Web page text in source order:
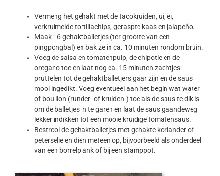
Vermeng het gehakt met de tacokruiden, ui, ei,
verkruimelde tortillachips, geraspte kaas en jalapeño.
Maak 16 gehaktballetjes (ter grootte van een
pingpongbal) en bak ze in ca. 10 minuten rondom bruin.
Voeg de salsa en tomatenpulp, de chipotle en de
oregano toe en laat nog ca. 15 minuten zachtjes
pruttelen tot de gehaktballetjers gaar zijn en de saus
mooi ingedikt. Voeg eventueel aan het begin wat water
of bouillon (runder- of kruiden-) toe als de saus te dik is
om de balletjes in te garen en laat de saus gaandeweg
lekker indikken tot een mooie kruidige tomatensaus.
Bestrooi de gehaktballetjes met gehakte koriander of
peterselie en dien meteen op, bijvoorbeeld als onderdeel
van een borrelplank of bij een stamppot.